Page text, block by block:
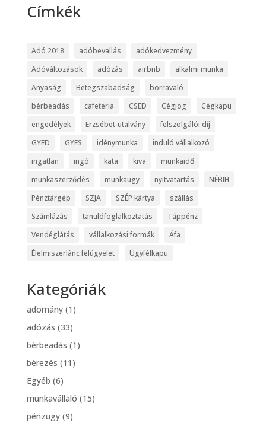
Címkék
Adó 2018 adóbevallás
adókedvezmény
Adóváltozások
adózás airbnb
alkalmi munka
Anyaság
Betegszabadság
borravaló
bérbeadás
cafeteria CSED Cégjog
Cégkapu
engedélyek
Erzsébet-utalvány
felszolgálói díj
GYED
GYES idénymunka
induló vállalkozó
ingatlan
ingó kata kiva
munkaidő
munkaszerződés
munkaügy nyitvatartás
NÉBIH
Pénztárgép
SZJA SZÉP kártya
szállás
Számlázás
tanulófoglalkoztatás
Táppénz
Vendéglátás
vállalkozási formák
Áfa
Élelmiszerlánc felügyelet
Ügyfélkapu
Kategóriák
adomány(1)
adózás (33)
bérbeadás (1)
bérezés (11)
Egyéb (6)
munkavállaló (15)
pénzügy(9)